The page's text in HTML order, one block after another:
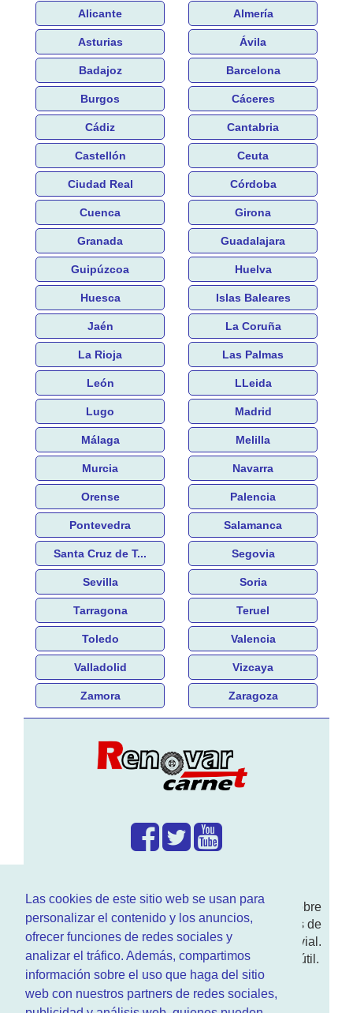
Las cookies de este sitio web se usan para
personalizar el contenido y los anuncios,
ofrecer funciones de redes sociales y
analizar el tráfico. Además, compartimos
información sobre el uso que haga del sitio
web con nuestros partners de redes sociales,
Alicante Almería
Asturias Ávila
Badajoz Barcelona
Burgos Cáceres
Cádiz Cantabria
Castellón Ceuta
Ciudad Real Córdoba
Cuenca Girona
Granada Guadalajara
Guipúzcoa Huelva
Huesca Islas Baleares
Jaén La Coruña
La Rioja Las Palmas
León LLeida
Lugo Madrid
Málaga Melilla
Murcia Navarra
Orense Palencia
Pontevedra Salamanca
Santa Cruz de T... Segovia
Sevilla Soria
Tarragona Teruel
Toledo Valencia
Valladolid Vizcaya
Zamora Zaragoza
Enwww.RenovarCarnet.comTe contamos sobre
larenovación del permisode conducir, noticias de
actualidad motor y sobre todo seguridad vial.
Ademas tenemos todo tipo de información DGT útil.
¿Quienes somos?